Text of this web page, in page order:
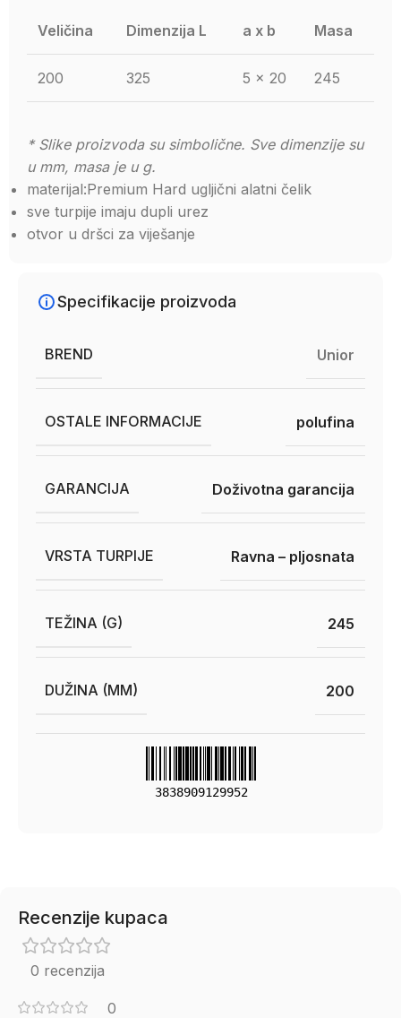
Veličina Dimenzija L a x b Masa
200 325 5 x 20 245
* Slike proizvoda su simbolične. Sve dimenzije su
u mm, masa je u g.
materijal:Premium Hard ugljični alatni čelik
sve turpije imaju dupli urez
otvor u dršci za viješanje
Specifikacije proizvoda
BREND Unior
OSTALE INFORMACIJE polufina
GARANCIJA Doživotna garancija
VRSTA TURPIJE Ravna – pljosnata
TEŽINA (G) 245
DUŽINA (MM) 200
3838909129952
Recenzije kupaca
0 recenzija
0